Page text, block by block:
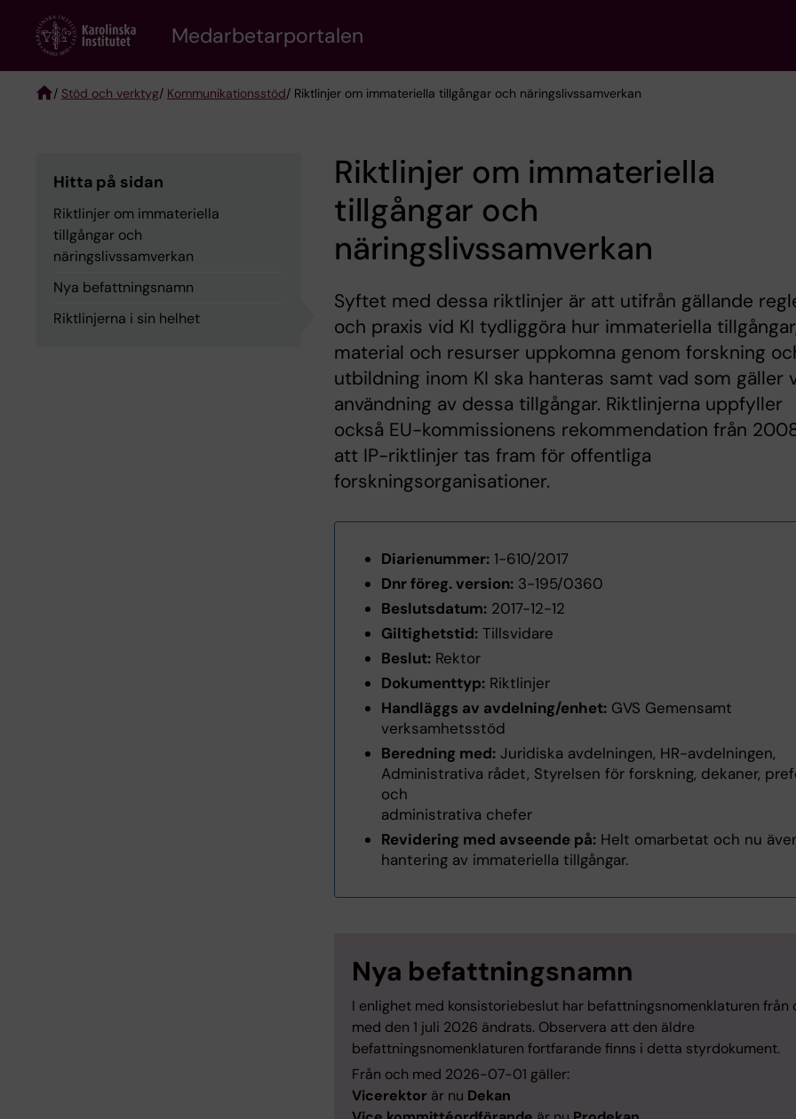
content
Medarbetarportalen
/ Stöd och verktyg/ Kommunikationsstöd/ Riktlinjer om immateriella tillgångar och näringslivssamverkan
Hitta på sidan
Riktlinjer om immateriella
tillgångar och
näringslivssamverkan
Nya befattningsnamn
Riktlinjerna i sin helhet
Riktlinjer om immateriella
tillgångar och
näringslivssamverkan
Syftet med dessa riktlinjer är att utifrån gällande
och praxis vid KI tydliggöra hur immateriella
material och resurser uppkomna genom forskning
utbildning inom KI ska hanteras samt vad som gäller
användning av dessa tillgångar. Riktlinjerna uppfyller
också EU-kommissionens rekommendation från
att IP-riktlinjer tas fram för offentliga
forskningsorganisationer.
Diarienummer: 1-610/2017
Dnr föreg. version: 3-195/0360
Beslutsdatum: 2017-12-12
Giltighetstid: Tillsvidare
Beslut: Rektor
Dokumenttyp: Riktlinjer
Handläggs av avdelning/enhet: GVS Gemensamt
verksamhetsstöd
Beredning med: Juridiska avdelningen, HR-avdelningen,
Administrativa rådet, Styrelsen för forskning, dekaner,
och
administrativa chefer
Revidering med avseende på: Helt omarbetat och nu
hantering av immateriella tillgångar.
Nya befattningsnamn
I enlighet med konsistoriebeslut har befattningsnomenklaturen från
med den 1 juli 2026 ändrats. Observera att den äldre
befattningsnomenklaturen fortfarande finns i detta styrdokument.
Från och med 2026-07-01 gäller:
Vicerektor är nu Dekan